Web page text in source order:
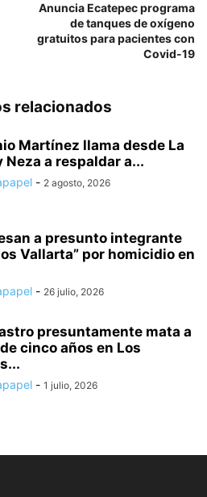
Anuncia Ecatepec programa
de tanques de oxígeno
gratuitos para pacientes con
Covid-19
relacionados
Martínez llama desde La
Neza a respaldar a...
- 2 agosto, 2026
a presunto integrante
Vallarta” por homicidio en
- 26 julio, 2026
presuntamente mata a
cinco años en Los
- 1 julio, 2026